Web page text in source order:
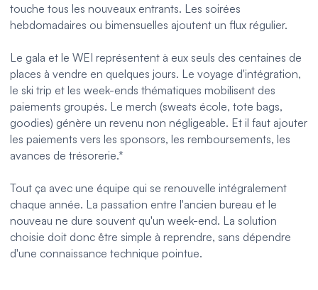
touche tous les nouveaux entrants. Les soirées
hebdomadaires ou bimensuelles ajoutent un flux régulier.
Le gala et le WEI représentent à eux seuls des centaines de
places à vendre en quelques jours. Le voyage d'intégration,
le ski trip et les week-ends thématiques mobilisent des
paiements groupés. Le merch (sweats école, tote bags,
goodies) génère un revenu non négligeable. Et il faut ajouter
les paiements vers les sponsors, les remboursements, les
avances de trésorerie.*
Tout ça avec une équipe qui se renouvelle intégralement
chaque année. La passation entre l'ancien bureau et le
nouveau ne dure souvent qu'un week-end. La solution
choisie doit donc être simple à reprendre, sans dépendre
d'une connaissance technique pointue.